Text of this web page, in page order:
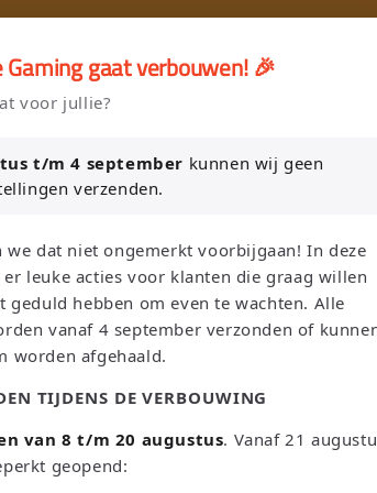
of TCG collectie aan Retro Empire →
Trading Card Games
Pop! Bordspellen Sale!
Nederland | EUR €
T
a
a
l
Nederlands Zoeken
gaat verbouwen! 🎉
voor jullie?
t/m 4 september kunnen wij geen
verzenden.
dat niet ongemerkt voorbijgaan! In deze
leuke acties voor klanten die graag willen
geduld hebben om even te wachten. Alle
vanaf 4 september verzonden of
worden afgehaald.
TIJDENS DE VERBOUWING
van 8 t/m 20 augustus. Vanaf 21
geopend: